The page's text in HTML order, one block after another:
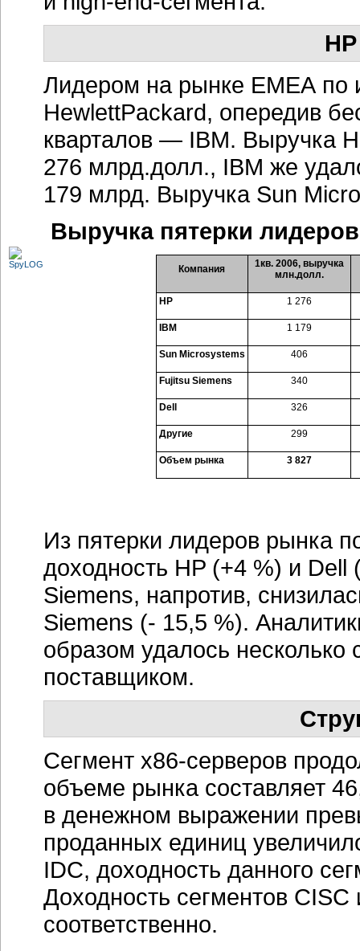
НР
Лидером на рынке ЕМЕА по
HewlettPackard, опередив
кварталов — IBM. Выручка
276 млрд.долл., IBM же
179 млрд. Выручка Sun
Выручка пятерки
Компания
1кв. 2006, выручка
млн.долл.
HP 1 276
IBM 1 179
Sun Microsystems 406
Fujitsu Siemens 340
Dell 326
Другие 299
Объем рынка 3 827
Из пятерки лидеров рынка
доходность HP (+4 %) и
Siemens, напротив,
Siemens (- 15,5 %).
образом удалось несколько
поставщиком.
Сегмент х86-серверов
объеме рынка составляет
в денежном выражении
проданных единиц
IDC, доходность данного
Доходность сегментов
соответственно.